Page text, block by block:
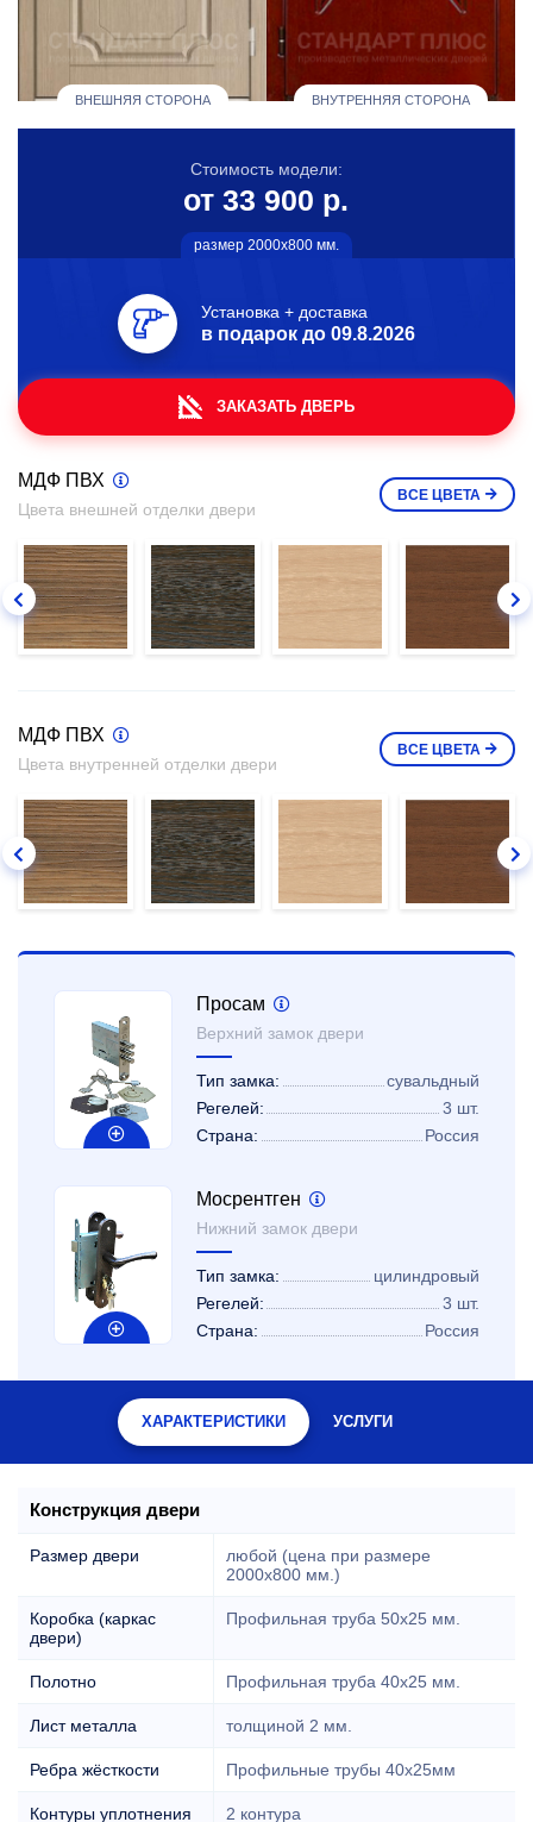
ВНЕШНЯЯ СТОРОНА ВНУТРЕННЯЯ СТОРОНА
Стоимость модели:
от 33 900 р.
размер 2000х800 мм.
Установка + доставка
в подарок до 09.8.2026
ЗАКАЗАТЬ ДВЕРЬ
МДФ ПВХ
Цвета внешней отделки двери
ВСЕ ЦВЕТА
МДФ ПВХ
Цвета внутренней отделки двери
ВСЕ ЦВЕТА
Просам
Верхний замок двери
Тип замка:
сувальдный
Регелей:
3 шт.
Страна:
Россия
Мосрентген
Нижний замок двери
Тип замка:
цилиндровый
Регелей:
3 шт.
Страна:
Россия
ХАРАКТЕРИСТИКИ УСЛУГИ
Конструкция двери
Размер двери
любой (цена при размере
2000x800 мм.)
Коробка (каркас
двери)
Профильная труба 50х25 мм.
Полотно Профильная труба 40х25 мм.
Лист металла толщиной 2 мм.
Ребра жёсткости Профильные трубы 40х25мм
Контуры уплотнения 2 контура